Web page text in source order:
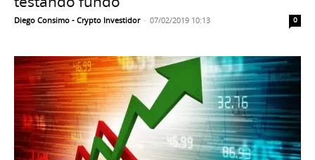
Diego Consimo - Crypto Investidor - 07/02/2019 10:13 0